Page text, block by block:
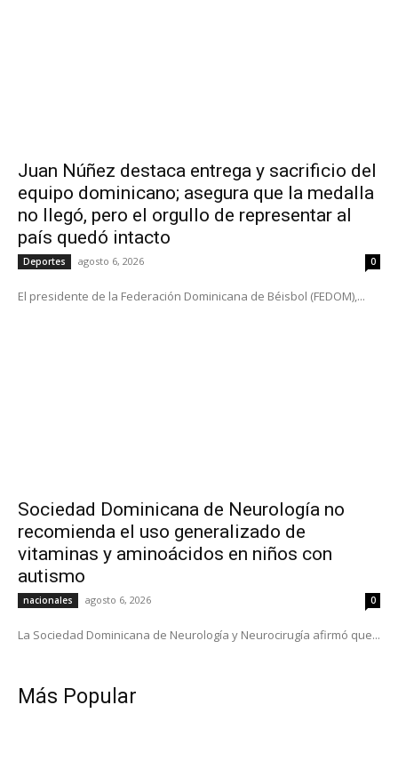
Juan Núñez destaca entrega y sacrificio del
equipo dominicano; asegura que la medalla
no llegó, pero el orgullo de representar al
país quedó intacto
Deportes agosto 6, 2026 0
El presidente de la Federación Dominicana de Béisbol (FEDOM),...
Sociedad Dominicana de Neurología no
recomienda el uso generalizado de
vitaminas y aminoácidos en niños con
autismo
nacionales agosto 6, 2026 0
La Sociedad Dominicana de Neurología y Neurocirugía afirmó que...
Más Popular